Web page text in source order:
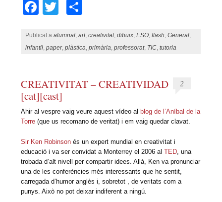
Facebook
Twitter
Publicat aalumnat,art,creativitat,dibuix ,ESO ,flash ,General
infantil ,paper,plàstica ,primària ,professorat, TIC ,tutoria
CREATIVITAT – CREATIVIDAD
[cat][cast]
2
Ahir al vespre vaig veure aquest vídeo al blog de l’Aníbal de la
Torre (que us recomano de veritat) i em vaig quedar clavat.
Sir Ken Robinson és un expert mundial en creativitat i
educació i va ser convidat a Monterrey el 2006 alTED, una
trobada d’alt nivell per compartir idees. Allà, Ken va pronunciar
una de les conferències més interessants que he sentit,
carregada d’humor anglès i, sobretot , de veritats com a
punys. Això no pot deixar indiferent a ningú.